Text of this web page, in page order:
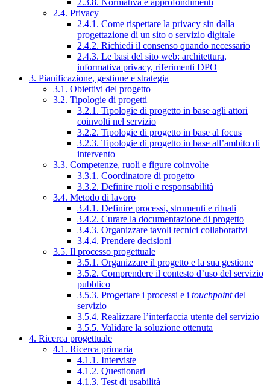
2.3.8. Normativa e approfondimenti
2.4. Privacy
2.4.1. Come rispettare la privacy sin dalla
progettazione di un sito o servizio digitale
2.4.2. Richiedi il consenso quando necessario
2.4.3. Le basi del sito web: architettura,
informativa privacy, riferimenti DPO
3. Pianificazione, gestione e strategia
3.1. Obiettivi del progetto
3.2. Tipologie di progetti
3.2.1. Tipologie di progetto in base agli attori
coinvolti nel servizio
3.2.2. Tipologie di progetto in base al focus
3.2.3. Tipologie di progetto in base all’ambito di
intervento
3.3. Competenze, ruoli e figure coinvolte
3.3.1. Coordinatore di progetto
3.3.2. Definire ruoli e responsabilità
3.4. Metodo di lavoro
3.4.1. Definire processi, strumenti e rituali
3.4.2. Curare la documentazione di progetto
3.4.3. Organizzare tavoli tecnici collaborativi
3.4.4. Prendere decisioni
3.5. Il processo progettuale
3.5.1. Organizzare il progetto e la sua gestione
3.5.2. Comprendere il contesto d’uso del servizio
pubblico
3.5.3. Progettare i processi e i touchpointdel
servizio
3.5.4. Realizzare l’interfaccia utente del servizio
3.5.5. Validare la soluzione ottenuta
4. Ricerca progettuale
4.1. Ricerca primaria
4.1.1. Interviste
4.1.2. Questionari
4.1.3. Test di usabilità